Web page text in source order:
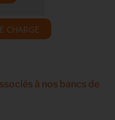
CHARGE
à nos bancs de